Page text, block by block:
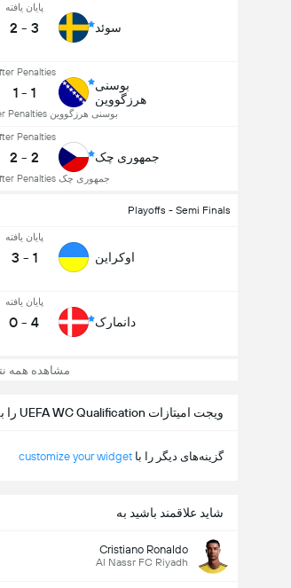
سوئد
پایان یافته
3
-
2
بوسنی
هرزگووین
Penalties
1
-
1
بوسنی هرزگووین has won 1-4 after Penalties
جمهوری چک
Penalties
2
-
2
جمهوری چک has won 1-3 after Penalties
Playoffs - Semi Finals
اوکراین
پایان یافته
1
-
3
دانمارک
پایان یافته
4
-
0
مشاهده همه
ویجت امیتازات UEFA WC Qualification را به وب‌سایت خود اضافه کنید
گزینه‌های دیگر را با customize your widget
شاید علاقمند باشید به
Cristiano Ronaldo
Al Nassr FC Riyadh